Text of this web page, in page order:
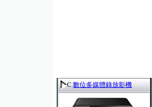
C.數位多媒體錄放影機